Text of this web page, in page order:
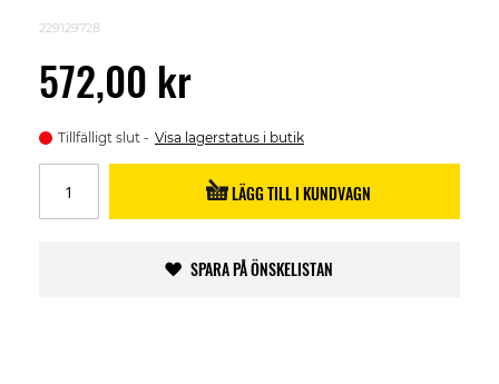
229129728
572,00 kr
Tillfälligt slut Visa lagerstatus i butik
LÄGG TILL I KUNDVAGN
SPARA PÅ ÖNSKELISTAN
images